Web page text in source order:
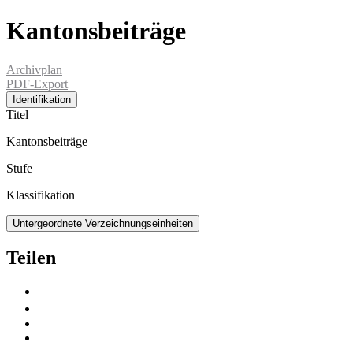
Kantonsbeiträge
Archivplan
PDF-Export
Identifikation
Titel
Kantonsbeiträge
Stufe
Klassifikation
Untergeordnete Verzeichnungseinheiten
Teilen